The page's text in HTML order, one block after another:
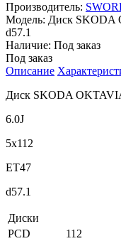
Производитель:
Модель: Диск SKODA
d57.1
Наличие: Под заказ
Под заказ
Описание
Диск SKODA
6.0J
5х112
ЕТ47
d57.1
Диски
PCD
112